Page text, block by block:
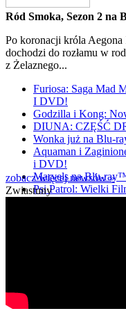
Ród Smoka, Sezon 2
Po koronacji króla
dochodzi do rozłamu w
z Żelaznego...
Furiosa: Saga
I DVD!
Godzilla i Kong:
DIUNA: CZĘŚĆ
Wonka już na Blu-
Aquaman i
i DVD!
Marvels na Blu-
Psi Patrol: Wielki
zobacz więcej newsów »
Zwiastuny